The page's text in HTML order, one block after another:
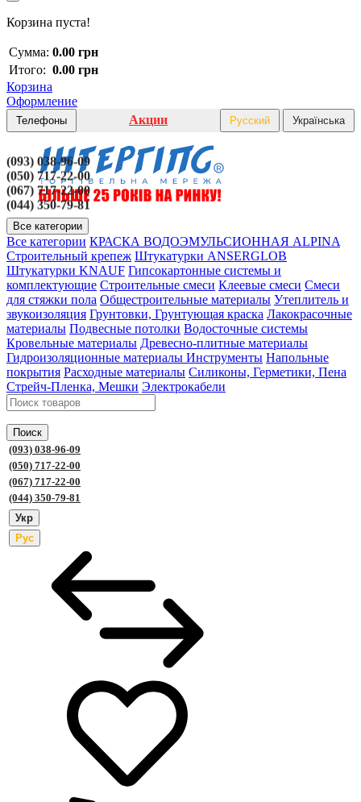
Корзина пуста!
Сумма: 0.00 грн
Итого: 0.00 грн
Корзина
Оформление
Телефоны
(093) 038-96-09
(050) 717-22-00
(067) 717-22-00
(044) 350-79-81
Акции Русский Українська
Все категории
Все категории КРАСКА ВОДОЭМУЛЬСИОННАЯ ALPINA
Строительный крепеж Штукатурки ANSERGLOB
Штукатурки KNAUF Гипсокартонные системы и
комплектующие Строительные смеси Клеевые смеси Смеси
для стяжки пола Общестроительные материалы Утеплитель и
звукоизоляция Грунтовки, Грунтующая краска Лакокрасочные
материалы Подвесные потолки Водосточные системы
Кровельные материалы Древесно-плитные материалы
Гидроизоляционные материалы Инструменты Напольные
покрытия Расходные материалы Силиконы, Герметики, Пена
Стрейч-Пленка, Мешки Электрокабели
Поиск
(093) 038-96-09
(050) 717-22-00
(067) 717-22-00
(044) 350-79-81
Укр
Рус